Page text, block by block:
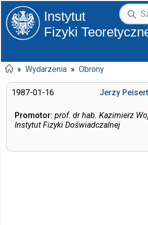
Instytut
Fizyki
» Wydarzenia » Obrony
1987-01-16 Jerzy Peisert
Promotor: prof. dr hab. Kazimierz
Instytut Fizyki Doświadczalnej